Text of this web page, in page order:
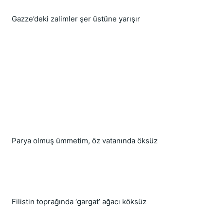
Gazze’deki zalimler şer üstüne yarışır
Parya olmuş ümmetim, öz vatanında öksüz
Filistin toprağında ‘gargat’ ağacı köksüz